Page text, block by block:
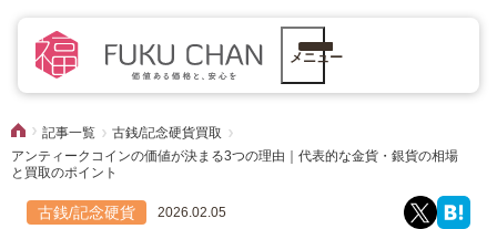
メニュー
記事一覧
古銭/記念硬貨買取
アンティークコインの価値が決まる3つの理由｜代表的な金貨・銀貨の相場
と買取のポイント
古銭/記念硬貨 2026.02.05